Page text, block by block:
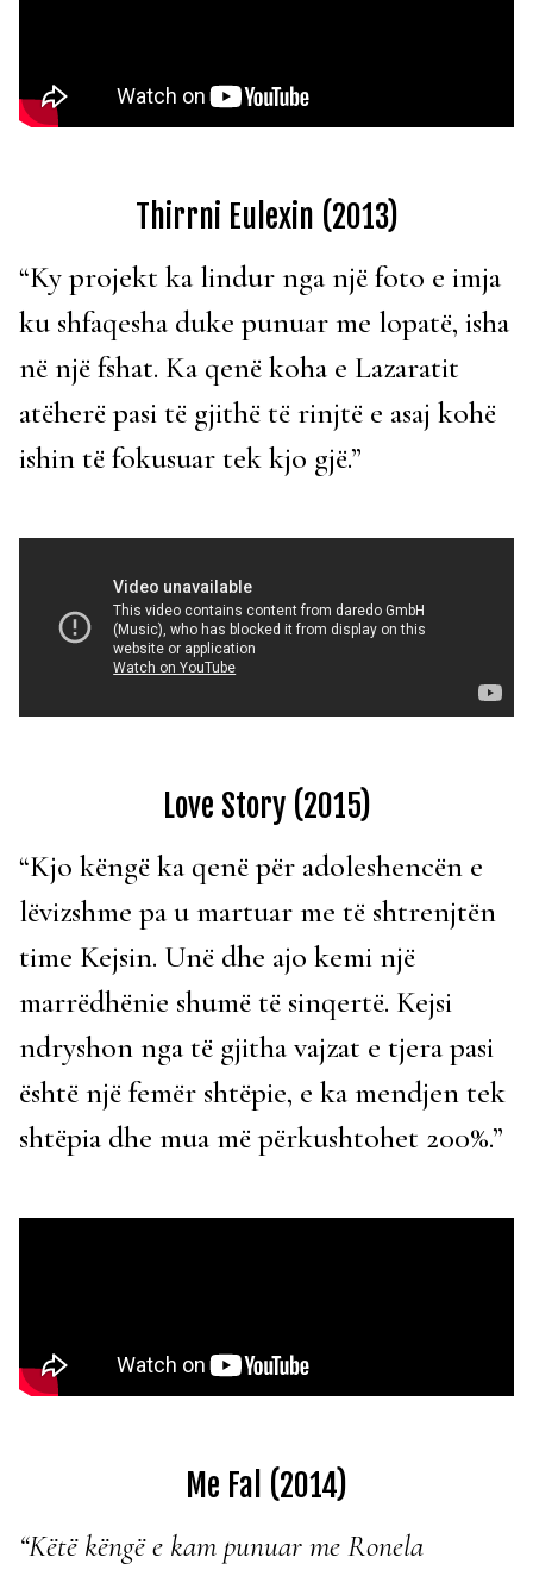
Thirrni Eulexin (2013)
“Ky projekt ka lindur nga një foto e imja
ku shfaqesha duke punuar me lopatë, isha
në një fshat. Ka qenë koha e Lazaratit
atëherë pasi të gjithë të rinjtë e asaj kohë
ishin të fokusuar tek kjo gjë.”
Love Story (2015)
“Kjo këngë ka qenë për adoleshencën e
lëvizshme pa u martuar me të shtrenjtën
time Kejsin. Unë dhe ajo kemi një
marrëdhënie shumë të sinqertë. Kejsi
ndryshon nga të gjitha vajzat e tjera pasi
është një femër shtëpie, e ka mendjen tek
shtëpia dhe mua më përkushtohet 200%.”
Me Fal (2014)
“Këtë këngë e kam punuar me Ronela